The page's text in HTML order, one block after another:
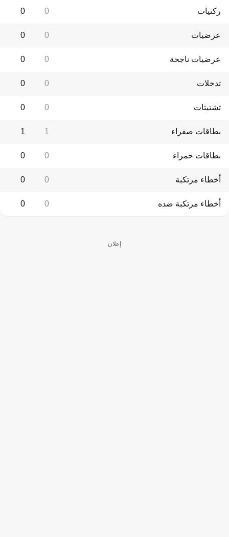
ركنيات 0
0
عرضيات 0
0
عرضيات ناجحة 0
0
تدخلات 0
0
تشتيتات 0
0
بطاقات صفراء 1
1
بطاقات حمراء 0
0
أخطاء مرتكبة 0
0
أخطاء مرتكبة ضده 0
0
إعلان